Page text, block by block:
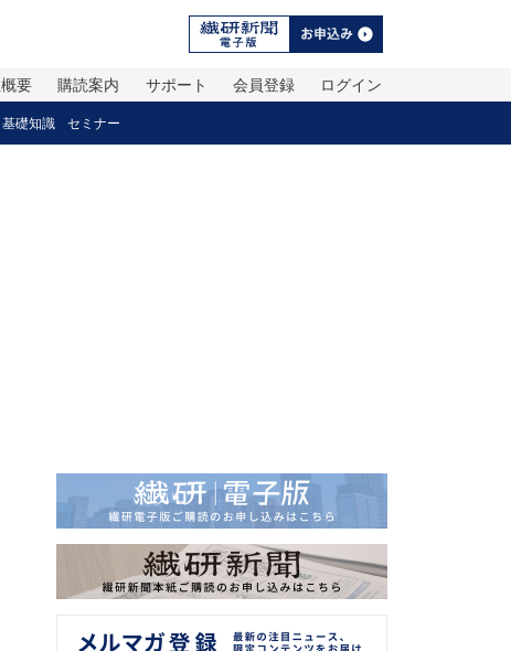
ログイン
会員登録
サポート
購読案内
要
基礎知識 セミナー